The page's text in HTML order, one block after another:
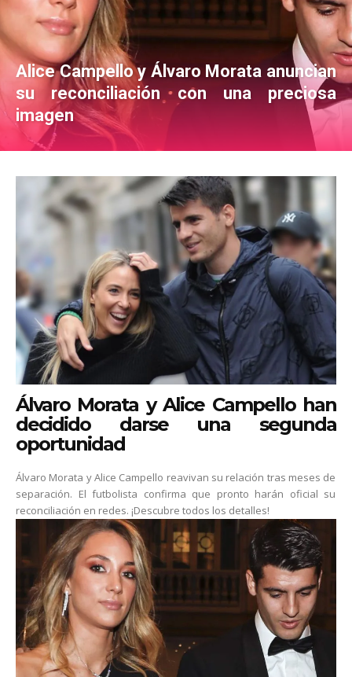
Alice Campello y Álvaro Morata anuncian
su reconciliación con una preciosa
imagen
Álvaro Morata y Alice Campello han
decidido darse una segunda
oportunidad
Álvaro Morata y Alice Campello reavivan su relación tras meses de
separación. El futbolista confirma que pronto harán oficial su
reconciliación en redes. ¡Descubre todos los detalles!